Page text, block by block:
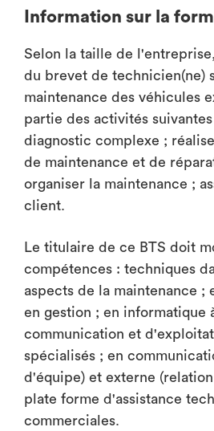
Information sur la
Selon la taille de
du brevet de technicien(ne)
maintenance des véhicules
partie des activités
diagnostic complexe ;
de maintenance et de
organiser la maintenance ;
client.
Le titulaire de ce BTS doit
compétences : techniques
aspects de la maintenance ;
en gestion ; en informatique
communication et
spécialisés ; en
d'équipe) et externe
plate forme d'assistance
commerciales.